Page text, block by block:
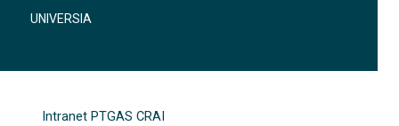
UNIVERSIA
Intranet PTGAS CRAI